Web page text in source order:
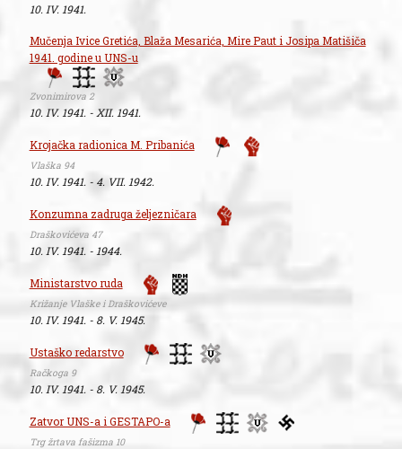
10. IV. 1941.
Mučenja Ivice Gretića, Blaža Mesarića, Mire Paut i Josipa Matišiča
1941. godine u UNS-u
Zvonimirova 2
10. IV. 1941. - XII. 1941.
Krojačka radionica M. Pribanića
Vlaška 94
10. IV. 1941. - 4. VII. 1942.
Konzumna zadruga željezničara
Draškovićeva 47
10. IV. 1941. - 1944.
Ministarstvo ruda
Križanje Vlaške i Draškovićeve
10. IV. 1941. - 8. V. 1945.
Ustaško redarstvo
Račkoga 9
10. IV. 1941. - 8. V. 1945.
Zatvor UNS-a i GESTAPO-a
Trg žrtava fašizma 10